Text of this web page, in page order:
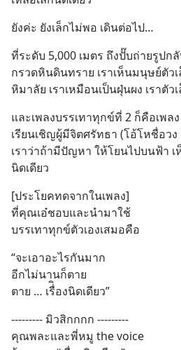
ยังค่ะ ยังเล็กไม่พอ เดินต่อไป…
ที่ระดับ 5,000 เมตร ถึงปั๊บถ่ายรูปก
กรวดหินดินทราย เราเห็นมนุษย์ตัว
หิมาลัย เราเหมือนเป็นฝุ่นผง เราตัว
และเพลงบรรเทาทุกข์ที่ 2 ก็คือเพลง
เรียนเชิญผู้มีจิตศรัทธา (โอ้โหชื่อว
เราว่าถ้ามีปัญหา ให้โยนไปบนฟ้า
นิดเดียว
[ประโยคทดจากในเพลง]
ที่คุณเอ๋ชอบและนำมาใช้
บรรเทาทุกข์ตัวเองเสมอคือ
“จะเอาอะไรกันมาก
อีกไม่นานก็ตาย
ตาย … เรื่ิองนิดเดียว”
--------- มิวสิกกกก ---------
คุณพละและพี่หมู the voice